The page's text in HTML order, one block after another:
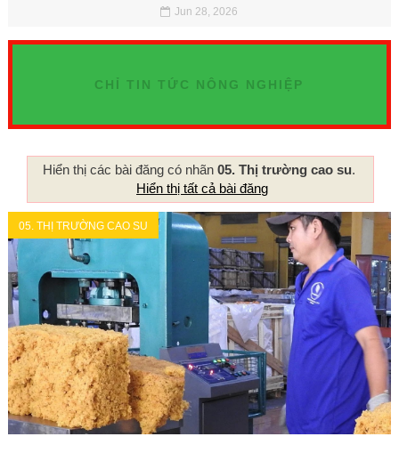
Jun 28, 2026
CHỈ TIN TỨC NÔNG NGHIỆP
Hiển thị các bài đăng có nhãn05. Thị trường cao su.
Hiển thị tất cả bài đăng
05. THỊ TRƯỜNG CAO SU